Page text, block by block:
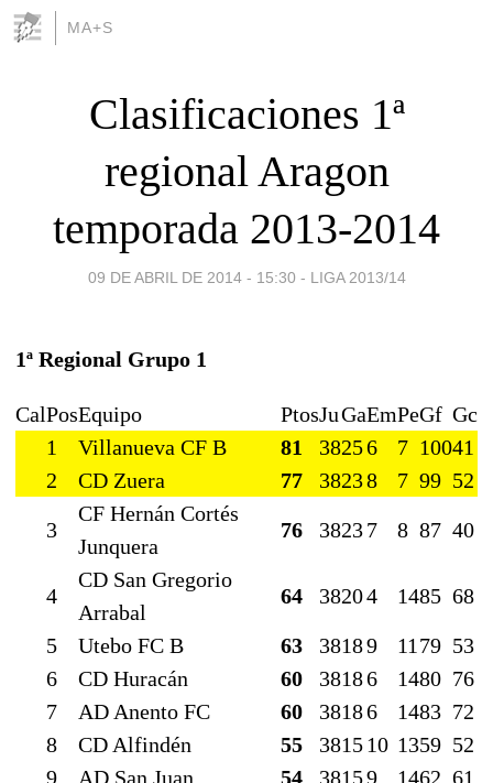
MA+S
Clasificaciones 1ª
regional Aragon
temporada 2013-2014
09 DE ABRIL DE 2014 - 15:30 - LIGA 2013/14
1ª Regional Grupo 1
CalPosEquipo PtosJuGaEmPeGf Gc
1
Villanueva CF B 81 38256 7 10041
2
CD Zuera 77 38238 7 99 52
3
CF Hernán Cortés
Junquera
76 38237 8 87 40
4
CD San Gregorio
Arrabal
64 38204 1485 68
5 Utebo FC B 63 38189 11 79 53
6
CD Huracán 60 38186 1480 76
7
AD Anento FC 60 38186 1483 72
8
CD Alfindén 55 381510 1359 52
9
AD San Juan 54 38159 1462 61